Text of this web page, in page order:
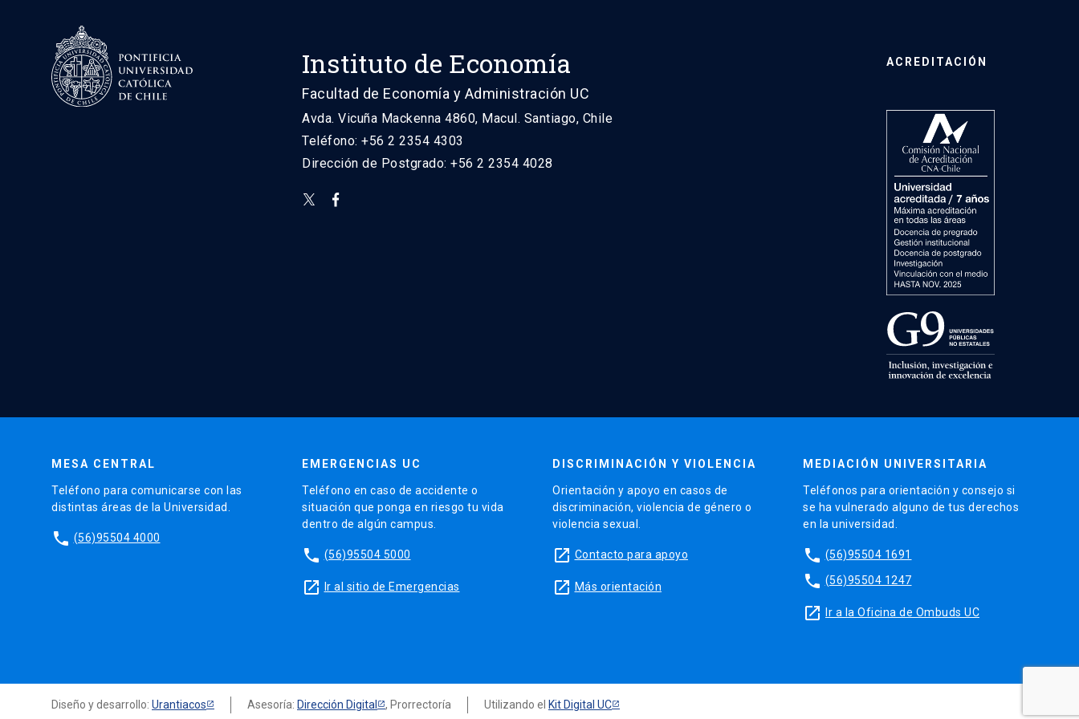
Instituto de Economía
Facultad de Economía y Administración UC
Avda. Vicuña Mackenna 4860, Macul. Santiago, Chile
Teléfono: +56 2 2354 4303
Dirección de Postgrado: +56 2 2354 4028
ACREDITACIÓN
MESA CENTRAL
Teléfono para comunicarse con las
distintas áreas de la Universidad.
phone (56)95504 4000
EMERGENCIAS UC
Teléfono en caso de accidente o
situación que ponga en riesgo tu vida
dentro de algún campus.
phone (56)95504 5000
launch Ir al sitio de Emergencias
DISCRIMINACIÓN Y VIOLENCIA
Orientación y apoyo en casos de
discriminación, violencia de género o
violencia sexual.
launch Contacto para apoyo
launch Más orientación
MEDIACIÓN UNIVERSITARIA
Teléfonos para orientación y consejo si
se ha vulnerado alguno de tus derechos
en la universidad.
phone (56)95504 1691
phone (56)95504 1247
launch Ir a la Oficina de Ombuds UC
Diseño y desarrollo: Urantiacos Asesoría: Dirección Digital , Prorrectoría Utilizando el Kit Digital UC